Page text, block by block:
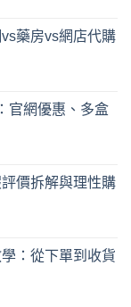
藥房vs網店代購
官網優惠、多盒
價拆解與理性購
：從下單到收貨